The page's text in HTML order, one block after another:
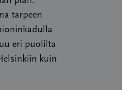
tarpeen
eri puolilta
kuin